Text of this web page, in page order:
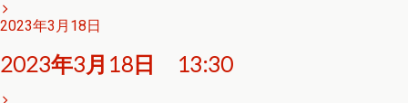
2023年3月18日
2023年3月18日 13:30